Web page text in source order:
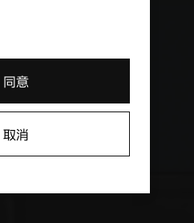
同意
取消